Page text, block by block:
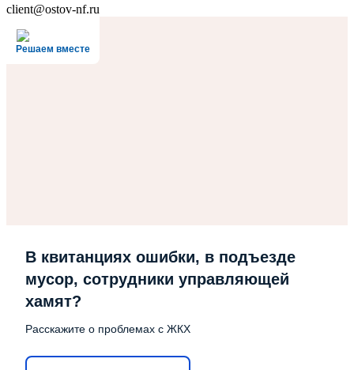
client@ostov-nf.ru
Решаем вместе
В квитанциях ошибки, в подъезде
мусор, сотрудники управляющей
хамят?
Расскажите о проблемах с ЖКХ